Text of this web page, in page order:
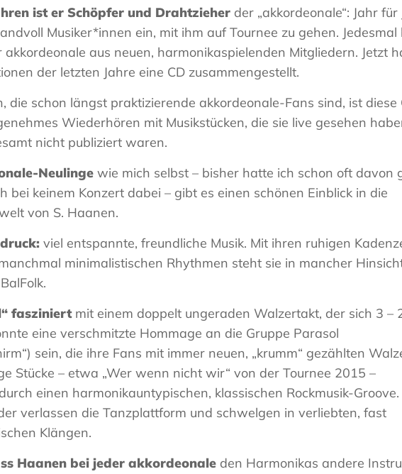
ist er Schöpfer und Drahtzieher der „akkordeonale“: Jahr für
Musiker*innen ein, mit ihm auf Tournee zu gehen. Jedesmal
akkordeonale aus neuen, harmonikaspielenden Mitgliedern. Jetzt
der letzten Jahre eine CD zusammengestellt.
die schon längst praktizierende akkordeonale-Fans sind, ist diese
Wiederhören mit Musikstücken, die sie live gesehen
nicht publiziert waren.
Neulinge wie mich selbst – bisher hatte ich schon oft davon
bei keinem Konzert dabei – gibt es einen schönen Einblick in die
von S. Haanen.
viel entspannte, freundliche Musik. Mit ihren ruhigen
minimalistischen Rhythmen steht sie in mancher
fasziniertmit einem doppelt ungeraden Walzertakt, der sich 3 –
eine verschmitzte Hommage an die Gruppe Parasol
sein, die ihre Fans mit immer neuen, „krumm“ gezählten
Stücke – etwa „Wer wenn nicht wir“ von der Tournee 2015 –
einen harmonikauntypischen, klassischen Rockmusik-Groove.
verlassen die Tanzplattform und schwelgen in verliebten, fast
Klängen.
Haanen bei jeder akkordeonale den Harmonikas andere